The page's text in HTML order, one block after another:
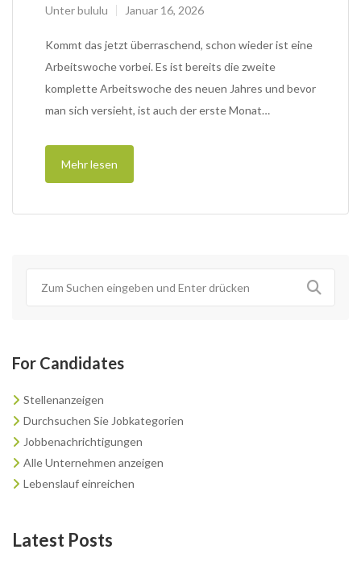
Unterbululu Januar 16, 2026
Kommt das jetzt überraschend, schon wieder ist eine
Arbeitswoche vorbei. Es ist bereits die zweite
komplette Arbeitswoche des neuen Jahres und bevor
man sich versieht, ist auch der erste Monat…
Mehr lesen
For Candidates
Stellenanzeigen
Durchsuchen Sie Jobkategorien
Jobbenachrichtigungen
Alle Unternehmen anzeigen
Lebenslauf einreichen
Latest Posts